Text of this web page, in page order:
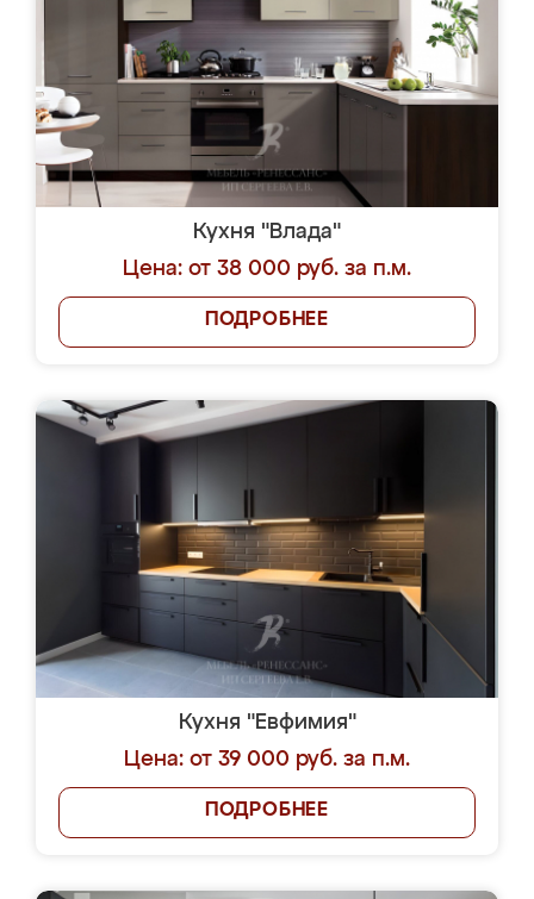
Кухня "Влада"
Цена: от 38 000 руб. за п.м.
ПОДРОБНЕЕ
Кухня "Евфимия"
Цена: от 39 000 руб. за п.м.
ПОДРОБНЕЕ